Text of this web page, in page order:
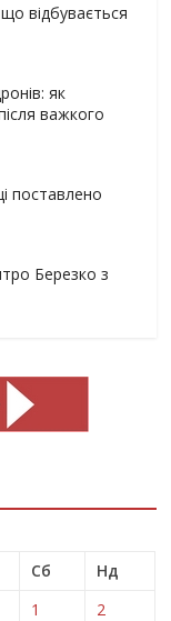
відбувається
як
важкого
поставлено
Березко з
Сб
Нд
1
2